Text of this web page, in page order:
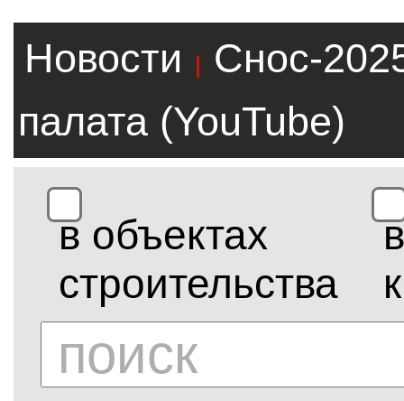
Новости |
Снос-
палата (YouTube)
в объектах
строительства
в